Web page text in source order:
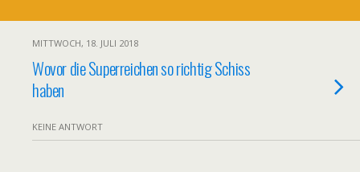
MITTWOCH, 18. JULI 2018
Wovor die Superreichen so richtig Schiss
haben
KEINE ANTWORT